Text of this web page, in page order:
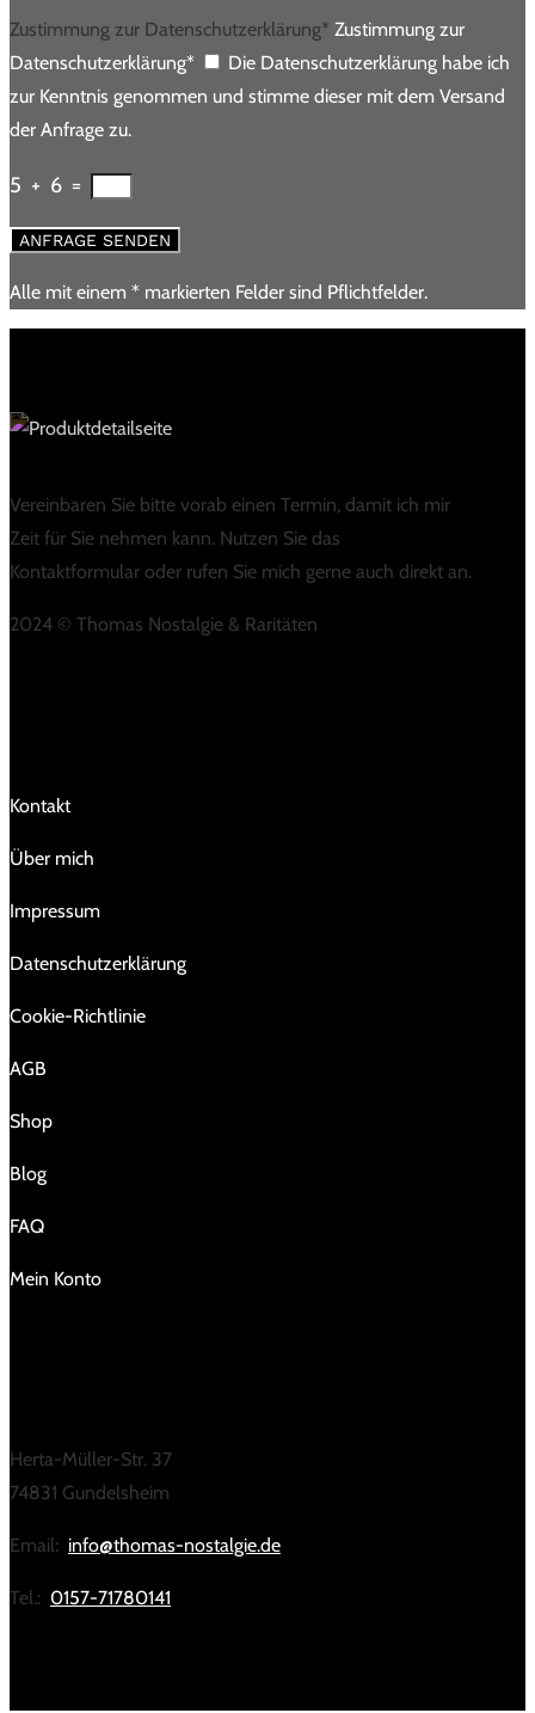
Zustimmung zur Datenschutzerklärung* Zustimmung zur
Datenschutzerklärung*
Die Datenschutzerklärung habe ich
zur Kenntnis genommen und stimme dieser mit dem Versand
der Anfrage zu.
5 + 6 =
ANFRAGE SENDEN
Alle mit einem * markierten Felder sind Pflichtfelder.
Vereinbaren Sie bitte vorab einen Termin, damit ich mir
Zeit für Sie nehmen kann. Nutzen Sie das
Kontaktformular oder rufen Sie mich gerne auch direkt an.
2024 © Thomas Nostalgie & Raritäten
Kontakt
Über mich
Impressum
Da­ten­schutz­er­klä­rung
Cookie-Richtlinie
AGB
Shop
Blog
FAQ
Mein Konto
Herta-Müller-Str. 37
74831 Gundelsheim
Email: info@thomas-nostalgie.de
Tel.: 0157-71780141